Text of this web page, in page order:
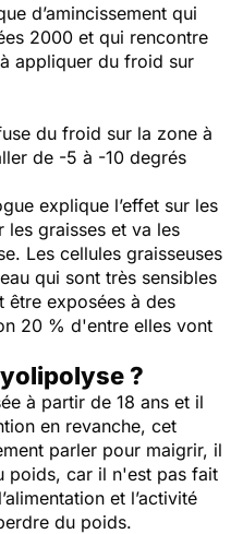
d’amincissement qui
2000 et qui rencontre
appliquer du froid sur
du froid sur la zone à
de -5 à -10 degrés
explique l’effet sur les
graisses et va les
Les cellules graisseuses
qui sont très sensibles
exposées à des
20 % d'entre elles vont
?
à partir de 18 ans et il
en revanche, cet
parler pour maigrir, il
poids, car il n'est pas fait
et l’activité
du poids.